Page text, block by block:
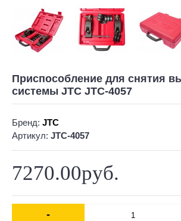
Приспособление для снятия
системы JTC JTC-4057
Бренд: JTC
Артикул: JTC-4057
7270.00руб.
-